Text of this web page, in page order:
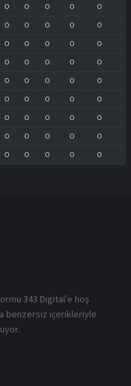
0 0 0 0 0
0 0 0 0 0
0 0 0 0 0
0 0 0 0 0
0 0 0 0 0
0 0 0 0 0
0 0 0 0 0
0 0 0 0 0
0 0 0 0 0
343 Digital’e hoş
benzersiz içerikleriyle